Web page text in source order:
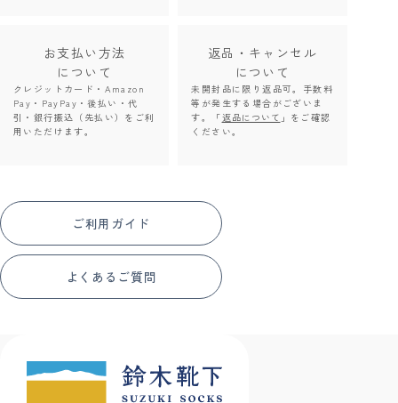
お支払い方法
について
クレジットカード・Amazon
Pay・PayPay・後払い・代
引・銀行振込（先払い）をご利
用いただけます。
返品・キャンセル
について
未開封品に限り返品可。手数料
等が発生する場合がございま
す。「返品について 」をご確認
ください。
ご利用ガイド
よくあるご質問